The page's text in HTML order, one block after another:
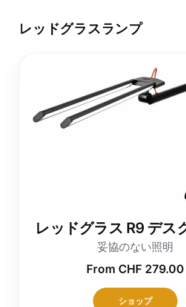
レッドグラスランプ
レッドグラス R9 デス
妥協のない照明
From CHF 279.00
ショップ